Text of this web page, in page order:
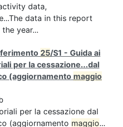
data,
data in this report
year...
25/S1 - Guida ai
per la cessazione...dal
(aggiornamento maggio
per la cessazione dal
(aggiornamento maggio...